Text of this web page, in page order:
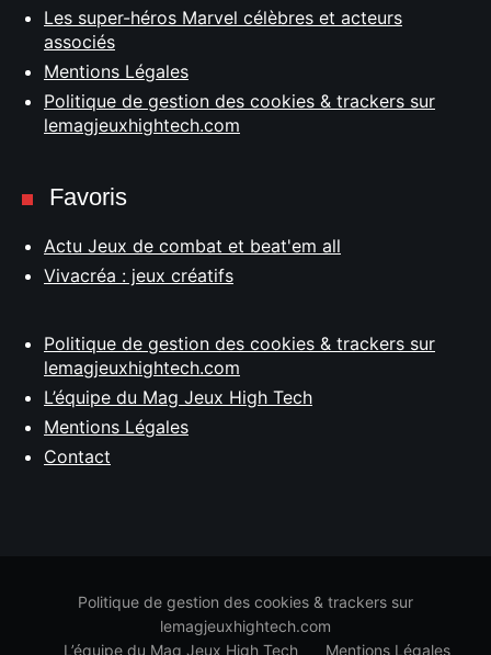
Les super-héros Marvel célèbres et acteurs
associés
Mentions Légales
Politique de gestion des cookies & trackers sur
lemagjeuxhightech.com
Favoris
Actu Jeux de combat et beat'em all
Vivacréa : jeux créatifs
Politique de gestion des cookies & trackers sur
lemagjeuxhightech.com
L’équipe du Mag Jeux High Tech
Mentions Légales
Contact
Politique de gestion des cookies & trackers sur
lemagjeuxhightech.com
L’équipe du Mag Jeux High Tech
Mentions Légales